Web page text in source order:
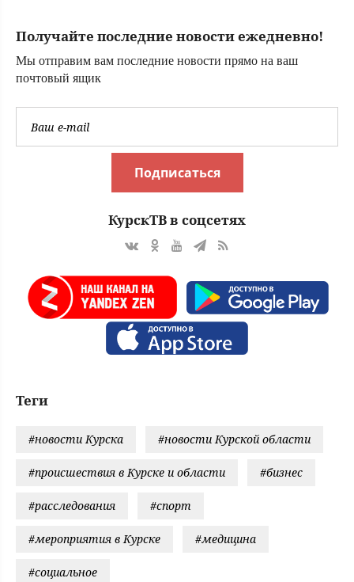
Получайте последние новости ежедневно!
Мы отправим вам последние новости прямо на ваш
почтовый ящик
Подписаться
КурскТВ в соцсетях
Теги
#новости Курска #новости Курской области
#происшествия в Курске и области #бизнес
#расследования #спорт
#мероприятия в Курске #медицина
#социальное